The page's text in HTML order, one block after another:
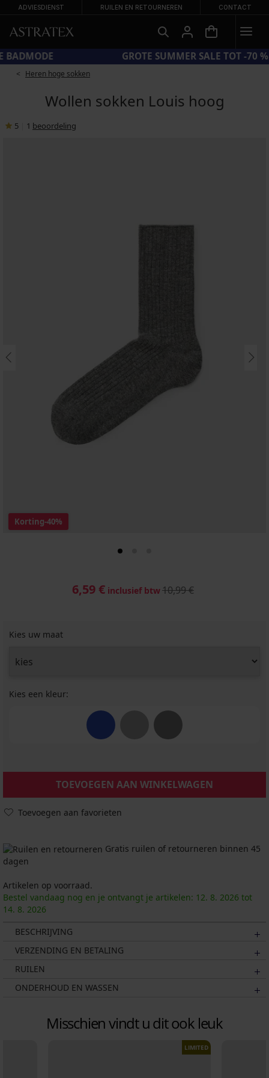
ADVIESDIENST RUILEN EN RETOURNEREN CONTACT
SUN20 = EXTRA −20% OP AFGEPRIJSDE BADMODE
Heren hoge sokken
Wollen sokken Louis hoog
5 1 beoordeling
Korting-40%
6,59 € inclusief btw10,99 €
Kies uw maat
Kies een kleur:
TOEVOEGEN AAN WINKELWAGEN
Toevoegen aan favorieten
Gratis ruilen of retourneren binnen 45
dagen
Artikelen op voorraad.
Bestel vandaag nog en je ontvangt je artikelen: 12. 8. 2026 tot
14. 8. 2026
BESCHRIJVING
VERZENDING EN BETALING
RUILEN
ONDERHOUD EN WASSEN
Misschien vindt u dit ook leuk
LIMITED